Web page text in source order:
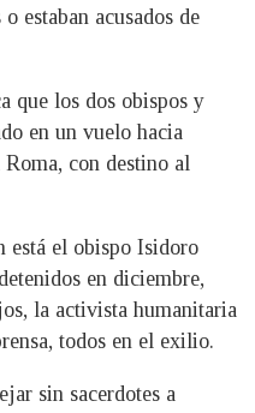
estaban acusados de
que los dos obispos y
en un vuelo hacia
con destino al
está el obispo Isidoro
en diciembre,
la activista humanitaria
todos en el exilio.
sin sacerdotes a